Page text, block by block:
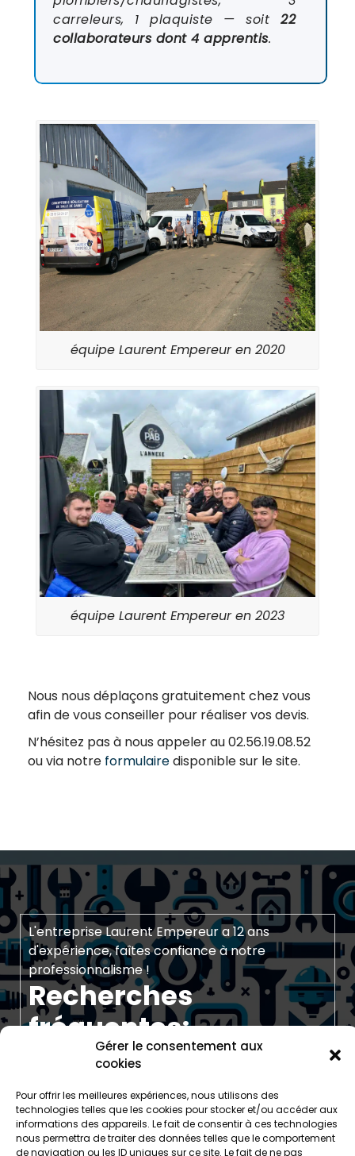
Gérer le consentement aux
cookies
Pour offrir les meilleures expériences, nous utilisons des
technologies telles que les cookies pour stocker et/ou accéder aux
informations des appareils. Le fait de consentir à ces technologies
nous permettra de traiter des données telles que le comportement
de navigation ou les ID uniques sur ce site. Le fait de ne pas
carreleurs, 1 plaquiste — soit 22
collaborateurs dont 4 apprentis.
équipe Laurent Empereur en 2020
équipe Laurent Empereur en 2023
Nous nous déplaçons gratuitement chez vous
afin de vous conseiller pour réaliser vos devis.
N’hésitez pas à nous appeler au 02.56.19.08.52
ou via notre formulairedisponible sur le site.
L'entreprise Laurent Empereur a 12 ans
d'expérience, faîtes confiance à notre
professionnalisme !
Recherches
fréquentes:
https://laurentempereur.bzh/plomberie/
https://laurentempereur.bzh/home-horaires-
mail-telephone-contact-empereur-finistere-
nord-electricite-chauffage/
https://laurentempereur.bzh/electricite/
a-santec-installation-depannage-entretien/